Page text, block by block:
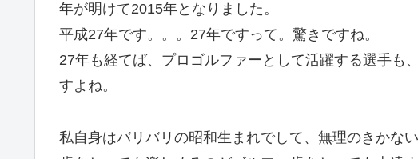
年が明けて2015年となりました。
平成27年です。。。27年ですって。驚きですね。
27年も経てば、プロゴルファーとして活躍する選手も
すよね。
私自身はバリバリの昭和生まれでして、無理のきかな